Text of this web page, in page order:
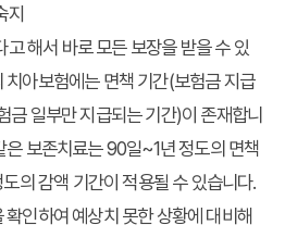
지
해서 바로 모든 보장을 받을 수 있
치아보험에는 면책 기간(보험금 지급
금 일부만 지급되는 기간)이 존재합니
은 보존치료는 90일~1년 정도의 면책
의 감액 기간이 적용될 수 있습니다.
인하여 예상치 못한 상황에 대비해